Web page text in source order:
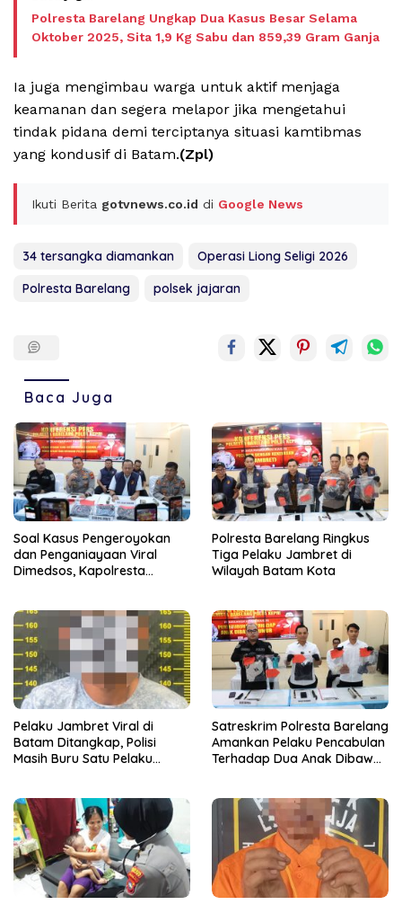
Polresta Barelang Ungkap Dua Kasus Besar Selama
Oktober 2025, Sita 1,9 Kg Sabu dan 859,39 Gram Ganja
Ia juga mengimbau warga untuk aktif menjaga
keamanan dan segera melapor jika mengetahui
tindak pidana demi terciptanya situasi kamtibmas
yang kondusif di Batam.(Zpl)
Ikuti Berita gotvnews.co.id di Google News
34 tersangka diamankan
Operasi Liong Seligi 2026
Polresta Barelang
polsek jajaran
Baca Juga
Soal Kasus Pengeroyokan
dan Penganiayaan Viral
Dimedsos, Kapolresta
Bukti
Polresta Barelang Ringkus
Tiga Pelaku Jambret di
Wilayah Batam Kota
Pelaku Jambret Viral di
Batam Ditangkap, Polisi
Masih Buru Satu Pelaku
Satreskrim Polresta Barelang
Amankan Pelaku Pencabulan
Terhadap Dua Anak Dibawah